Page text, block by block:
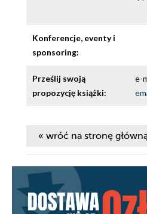
Konferencje, eventy i
sponsoring:
Prześlij swoją
propozycję książki:
e-
« wróć na stronę